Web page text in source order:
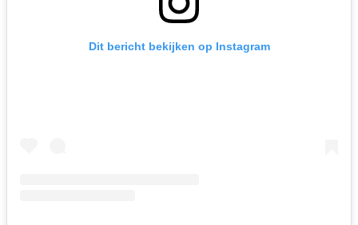
Dit bericht bekijken op Instagram